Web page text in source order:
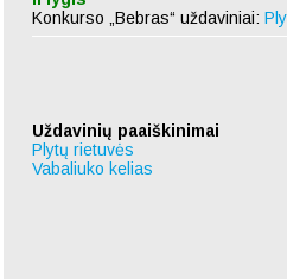
Konkurso „Bebras“ uždaviniai:
Uždavinių paaiškinimai
Plytų rietuvės
Vabaliuko kelias